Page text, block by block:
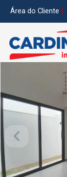
Área do Cliente